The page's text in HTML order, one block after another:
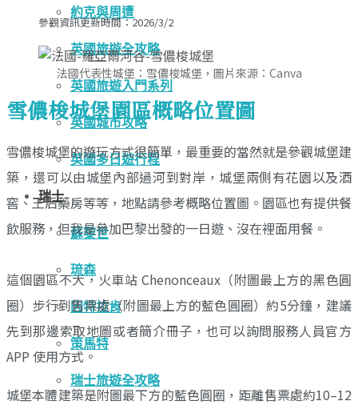
約克與周遭
英國旅遊全攻略
英國旅遊入門系列
英國城市攻略
英國多日遊行程
瑞士
蘇黎世
琉森
因特拉肯
策馬特
瑞士旅遊全攻略
參觀資訊更新時間：2026/3/2
法國代表性城堡：雪儂梭城堡，圖片來源：Canva
雪儂梭城堡園區概略位置圖
雪儂梭城堡的遊玩方式很簡單，最重要的當然就是參觀城堡建
築，還可以由城堡內部過河到對岸，城堡兩側有花園以及酒
窖、王后藥房等等，地點請參考概略位置圖。園區也有提供餐
飲服務，但我是參加巴黎出發的一日遊、沒在裡面用餐。
這個園區不大，火車站 Chenonceaux（附圖最上方的黑色圓
圈）步行到售票處（附圖最上方的藍色圓圈）約5分鐘，建議
先到那邊索取地圖或者簡介冊子，也可以詢問服務人員官方
APP 使用方式。
城堡本體建築是附圖最下方的藍色圓圈，距離售票處約10–12